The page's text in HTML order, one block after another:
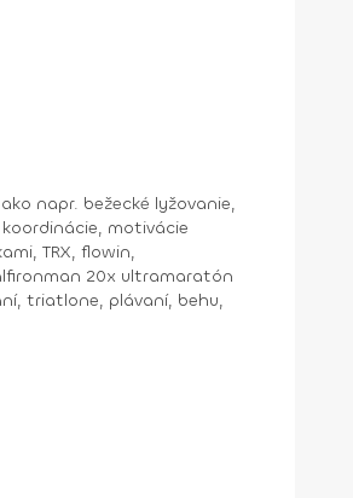
napr. bežecké lyžovanie,
motivácie